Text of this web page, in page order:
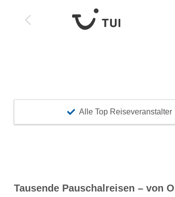
Alle Top Reiseveranstalter
Tausende Pauschalreisen – von